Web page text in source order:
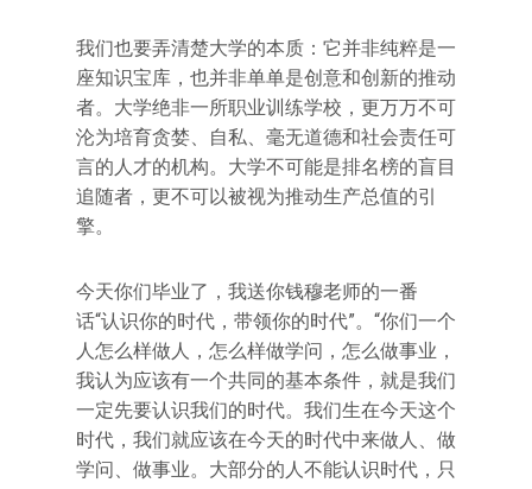
我们也要弄清楚大学的本质：它并非纯粹是一
座知识宝库，也并非单单是创意和创新的推动
者。大学绝非一所职业训练学校，更万万不可
沦为培育贪婪、自私、毫无道德和社会责任可
言的人才的机构。大学不可能是排名榜的盲目
追随者，更不可以被视为推动生产总值的引
擎。
今天你们毕业了，我送你钱穆老师的一番
话“认识你的时代，带领你的时代”。“你们一个
人怎么样做人，怎么样做学问，怎么做事业，
我认为应该有一个共同的基本条件，就是我们
一定先要认识我们的时代。我们生在今天这个
时代，我们就应该在今天的时代中来做人、做
学问、做事业。大部分的人不能认识时代，只